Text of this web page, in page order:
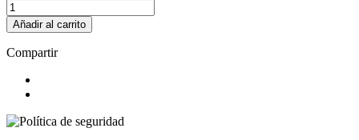
Añadir al carrito
Compartir